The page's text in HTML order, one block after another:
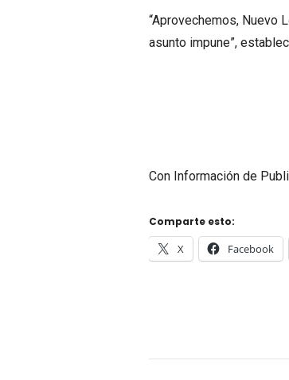
“Aprovechemos, Nuevo
asunto impune”,
Con Información de
Comparte esto:
X Facebook